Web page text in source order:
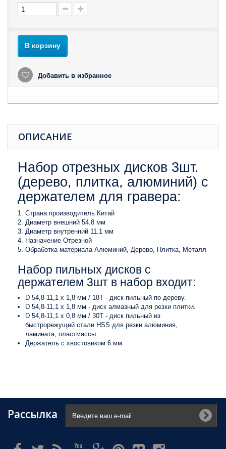
В корзину
Добавить в избранное
ОПИСАНИЕ
Набор отрезных дисков 3шт.
(дерево, плитка, алюминий) с
держателем для гравера:
Страна производитель Китай
Диаметр внешний 54.8 мм
Диаметр внутренний 11.1 мм
Назначение Отрезной
Обработка материала Алюминий, Дерево, Плитка, Металл
Набор пильных дисков с
держателем 3шт в набор входит:
D 54,8-11,1 x 1,8 мм / 18Т - диск пильный по дереву.
D 54,8-11,1 x 1,8 мм - диск алмазный для резки плитки.
D 54,8-11,1 x 0,8 мм / 30Т - диск пильный из
быстрорежущей стали HSS для резки алюминия,
ламината, пластмассы.
Держатель с хвостовиком 6 мм.
Рассылка